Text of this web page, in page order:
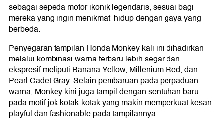
sebagai sepeda motor ikonik legendaris, sesuai bagi
mereka yang ingin menikmati hidup dengan gaya yang
berbeda.
Penyegaran tampilan Honda Monkey kali ini dihadirkan
melalui kombinasi warna terbaru lebih segar dan
ekspresif meliputi Banana Yellow, Millenium Red, dan
Pearl Cadet Gray. Selain pembaruan pada perpaduan
warna, Monkey kini juga tampil dengan sentuhan baru
pada motif jok kotak-kotak yang makin memperkuat kesan
playful dan fashionable pada tampilannya.